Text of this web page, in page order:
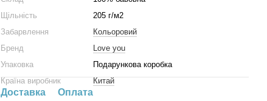
Щільність
205 г/м2
Забарвлення
Кольоровий
Бренд
Love you
Упаковка
Подарункова коробка
Країна виробник
Китай
Доставка Оплата